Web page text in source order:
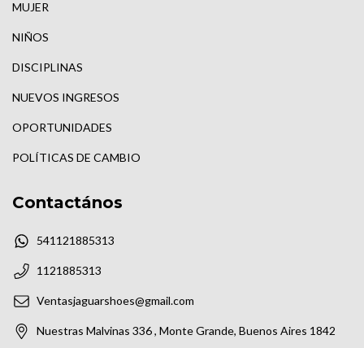
MUJER
NIÑOS
DISCIPLINAS
NUEVOS INGRESOS
OPORTUNIDADES
POLÍTICAS DE CAMBIO
Contactános
541121885313
1121885313
Ventasjaguarshoes@gmail.com
Nuestras Malvinas 336 , Monte Grande, Buenos Aires 1842